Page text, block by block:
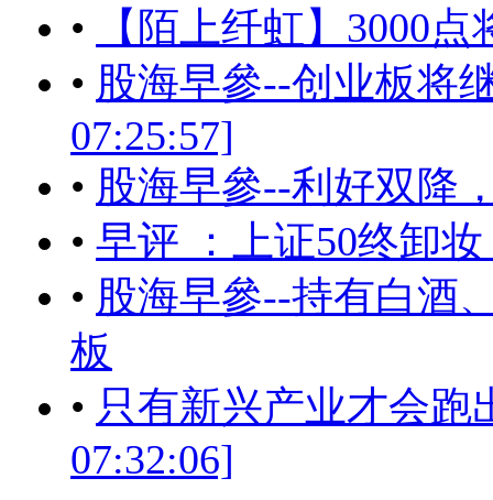
•
【陌上纤虹】3000
• 股海早參--创业板将
07:25:57]
• 股海早參--利好双降
• 早评 ：上证50终卸
• 股海早參--持有白酒
板
• 只有新兴产业才会跑
07:32:06]